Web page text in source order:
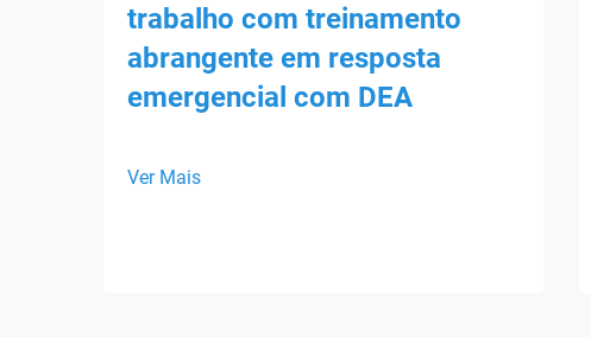
trabalho com treinamento
abrangente em resposta
emergencial com DEA
Ver Mais